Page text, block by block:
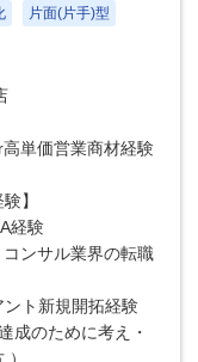
片面(片手)型
高単価営業商材経験
】
経験
コンサル業界の転職
ント新規開拓経験
成のために考え・